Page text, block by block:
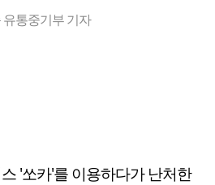
통중기부 기자
'쏘카'를 이용하다가 난처한